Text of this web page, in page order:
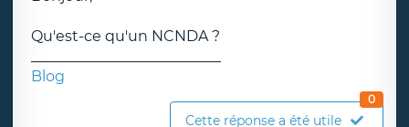
Qu'est-ce qu'un NCNDA ?
Blog
Cette réponse a été utile
0